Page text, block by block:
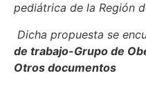
pediátrica de la Región
Dicha propuesta se
de trabajo-Grupo de
Otros documentos